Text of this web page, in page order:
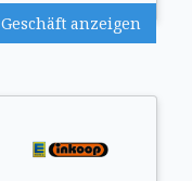
Geschäft anzeigen